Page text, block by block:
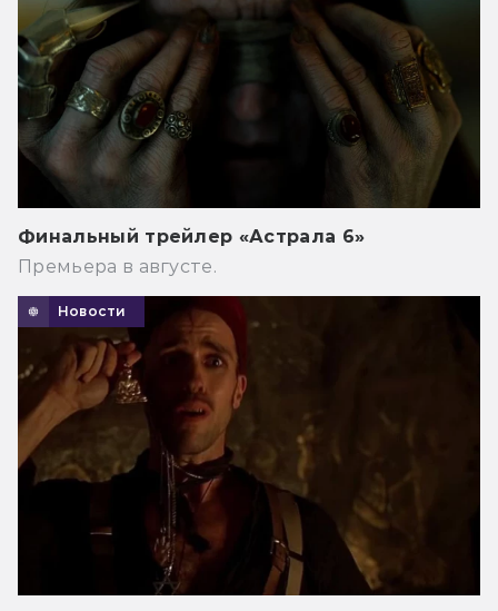
Финальный трейлер «Астрала 6»
Премьера в августе.
Новости